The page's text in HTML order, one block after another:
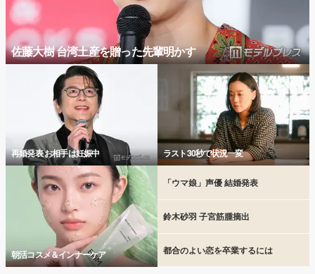
佐藤大樹 台湾土産を贈った先輩明かす
再婚発表 お相手は妊娠中 ラスト30秒で状況一変
朝活コスメ＆インナーケア
「ウマ娘」声優 結婚発表
鈴木砂羽 子宮筋腫摘出
都合のよい恋を卒業するには